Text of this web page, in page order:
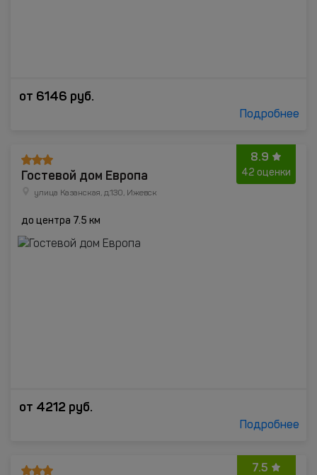
от 6146 руб.
Подробнее
8.9
42 оценки
Гостевой дом Европа
улица Казанская, д.130, Ижевск
до центра 7.5 км
от 4212 руб.
Подробнее
7.5